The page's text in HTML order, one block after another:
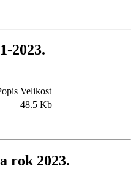
2023.
Velikost
48.5 Kb
rok 2023.